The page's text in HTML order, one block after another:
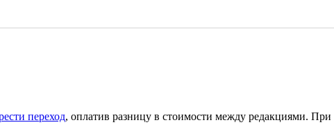
переход, оплатив разницу в стоимости между редакциями. При